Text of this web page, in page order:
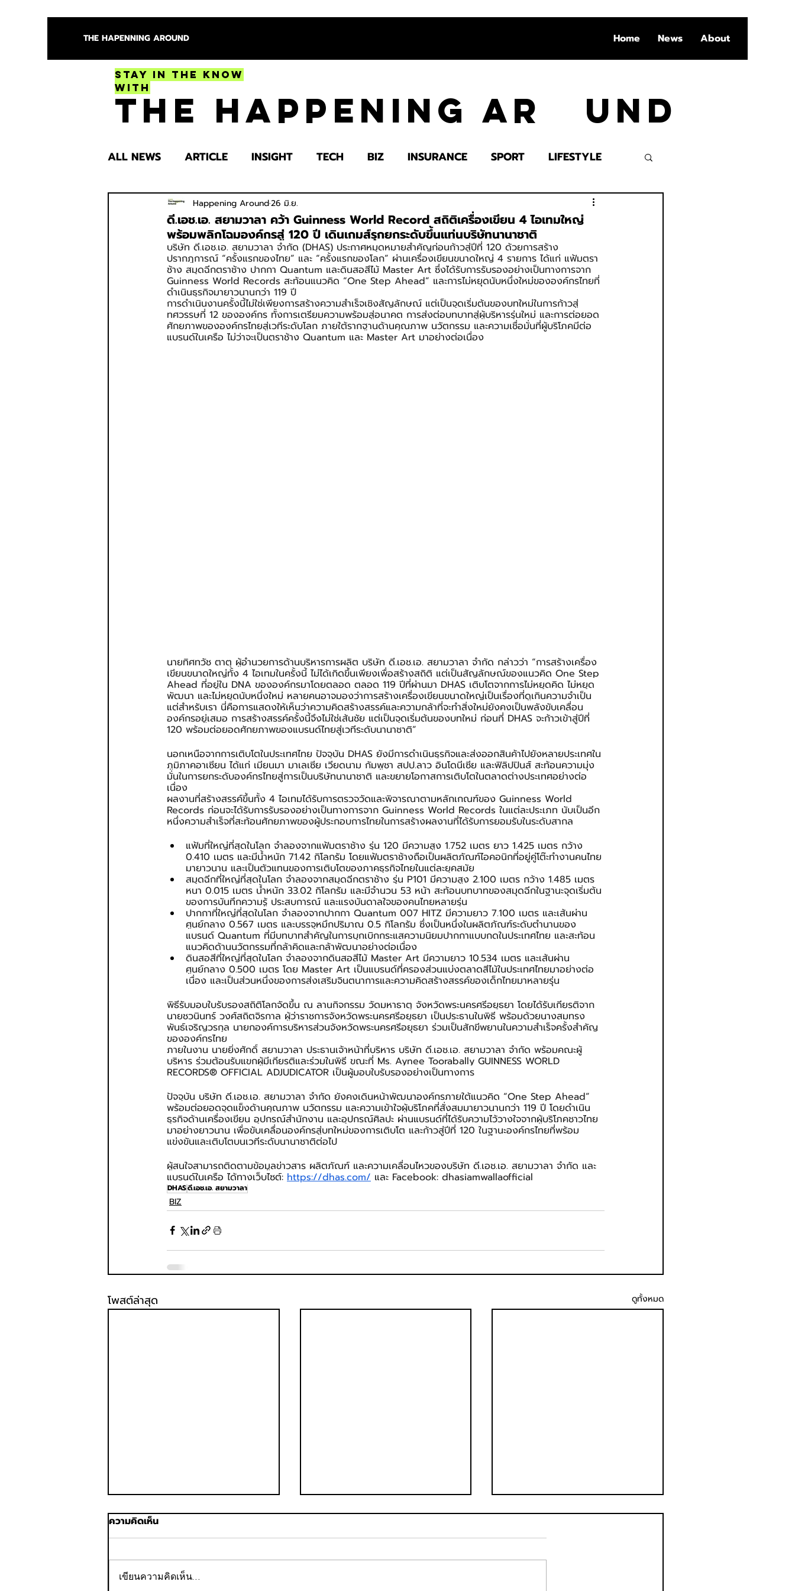
THE HAPENNING AROUND Home News About
Stay in the Know
With
The Happening Ar und
ALL NEWS ARTICLE INSIGHT TECH BIZ INSURANCE SPORT LIFESTYLE
ENTERTAINMENT HEALTH
SPOTLIGHT TRY
ดี.เอช.เอ. สยามวาลา คว้า Guinness World Record สถิติเครื่องเขียน 4 ไอเทมใหญ่
พร้อมพลิกโฉมองค์กรสู่ 120 ปี เดินเกมส์รุกยกระดับขึ้นแท่นบริษัทนานาชาติ
Happening Around26 มิ.ย.
บริษัท ดี.เอช.เอ. สยามวาลา จำกัด (DHAS) ประกาศหมุดหมายสำคัญก่อนก้าวสู่ปีที่ 120 ด้วยการสร้าง
ปรากฏการณ์ “ครั้งแรกของไทย” และ “ครั้งแรกของโลก” ผ่านเครื่องเขียนขนาดใหญ่ 4 รายการ ได้แก่ แฟ้มตรา
ช้าง สมุดฉีกตราช้าง ปากกา Quantum และดินสอสีไม้ Master Art ซึ่งได้รับการรับรองอย่างเป็นทางการจาก
Guinness World Records สะท้อนแนวคิด “One Step Ahead” และการไม่หยุดนับหนึ่งใหม่ขององค์กรไทยที่
ดำเนินธุรกิจมายาวนานกว่า 119 ปี
การดำเนินงานครั้งนี้ไม่ใช่เพียงการสร้างความสำเร็จเชิงสัญลักษณ์ แต่เป็นจุดเริ่มต้นของบทใหม่ในการก้าวสู่
ทศวรรษที่ 12 ขององค์กร ทั้งการเตรียมความพร้อมสู่อนาคต การส่งต่อบทบาทสู่ผู้บริหารรุ่นใหม่ และการต่อยอด
ศักยภาพขององค์กรไทยสู่เวทีระดับโลก ภายใต้รากฐานด้านคุณภาพ นวัตกรรม และความเชื่อมั่นที่ผู้บริโภคมีต่อ
แบรนด์ในเครือ ไม่ว่าจะเป็นตราช้าง Quantum และ Master Art มาอย่างต่อเนื่อง
นายทิศทวัช ตาตุ ผู้อำนวยการด้านบริหารการผลิต บริษัท ดี.เอช.เอ. สยามวาลา จำกัด กล่าวว่า “การสร้างเครื่อง
เขียนขนาดใหญ่ทั้ง 4 ไอเทมในครั้งนี้ ไม่ได้เกิดขึ้นเพียงเพื่อสร้างสถิติ แต่เป็นสัญลักษณ์ของแนวคิด One Step
Ahead ที่อยู่ใน DNA ขององค์กรมาโดยตลอด ตลอด 119 ปีที่ผ่านมา DHAS เติบโตจากการไม่หยุดคิด ไม่หยุด
พัฒนา และไม่หยุดนับหนึ่งใหม่ หลายคนอาจมองว่าการสร้างเครื่องเขียนขนาดใหญ่เป็นเรื่องที่ดูเกินความจำเป็น
แต่สำหรับเรา นี่คือการแสดงให้เห็นว่าความคิดสร้างสรรค์และความกล้าที่จะทำสิ่งใหม่ยังคงเป็นพลังขับเคลื่อน
องค์กรอยู่เสมอ การสร้างสรรค์ครั้งนี้จึงไม่ใช่เส้นชัย แต่เป็นจุดเริ่มต้นของบทใหม่ ก่อนที่ DHAS จะก้าวเข้าสู่ปีที่
120 พร้อมต่อยอดศักยภาพของแบรนด์ไทยสู่เวทีระดับนานาชาติ”
นอกเหนือจากการเติบโตในประเทศไทย ปัจจุบัน DHAS ยังมีการดำเนินธุรกิจและส่งออกสินค้าไปยังหลายประเทศใน
ภูมิภาคอาเซียน ได้แก่ เมียนมา มาเลเซีย เวียดนาม กัมพูชา สปป.ลาว อินโดนีเซีย และฟิลิปปินส์ สะท้อนความมุ่ง
มั่นในการยกระดับองค์กรไทยสู่การเป็นบริษัทนานาชาติ และขยายโอกาสการเติบโตในตลาดต่างประเทศอย่างต่อ
เนื่อง
ผลงานที่สร้างสรรค์ขึ้นทั้ง 4 ไอเทมได้รับการตรวจวัดและพิจารณาตามหลักเกณฑ์ของ Guinness World
Records ก่อนจะได้รับการรับรองอย่างเป็นทางการจาก Guinness World Records ในแต่ละประเภท นับเป็นอีก
หนึ่งความสำเร็จที่สะท้อนศักยภาพของผู้ประกอบการไทยในการสร้างผลงานที่ได้รับการยอมรับในระดับสากล
แฟ้มที่ใหญ่ที่สุดในโลก จำลองจากแฟ้มตราช้าง รุ่น 120 มีความสูง 1.752 เมตร ยาว 1.425 เมตร กว้าง
0.410 เมตร และมีน้ำหนัก 71.42 กิโลกรัม โดยแฟ้มตราช้างถือเป็นผลิตภัณฑ์ไอคอนิกที่อยู่คู่โต๊ะทำงานคนไทย
มายาวนาน และเป็นตัวแทนของการเติบโตของภาคธุรกิจไทยในแต่ละยุคสมัย
สมุดฉีกที่ใหญ่ที่สุดในโลก จำลองจากสมุดฉีกตราช้าง รุ่น P101 มีความสูง 2.100 เมตร กว้าง 1.485 เมตร
หนา 0.015 เมตร น้ำหนัก 33.02 กิโลกรัม และมีจำนวน 53 หน้า สะท้อนบทบาทของสมุดฉีกในฐานะจุดเริ่มต้น
ของการบันทึกความรู้ ประสบการณ์ และแรงบันดาลใจของคนไทยหลายรุ่น
ปากกาที่ใหญ่ที่สุดในโลก จำลองจากปากกา Quantum 007 HITZ มีความยาว 7.100 เมตร และเส้นผ่าน
ศูนย์กลาง 0.567 เมตร และบรรจุหมึกปริมาณ 0.5 กิโลกรัม ซึ่งเป็นหนึ่งในผลิตภัณฑ์ระดับตำนานของ
แบรนด์ Quantum ที่มีบทบาทสำคัญในการบุกเบิกกระแสความนิยมปากกาแบบกดในประเทศไทย และสะท้อน
แนวคิดด้านนวัตกรรมที่กล้าคิดและกล้าพัฒนาอย่างต่อเนื่อง
ดินสอสีที่ใหญ่ที่สุดในโลก จำลองจากดินสอสีไม้ Master Art มีความยาว 10.534 เมตร และเส้นผ่าน
ศูนย์กลาง 0.500 เมตร โดย Master Art เป็นแบรนด์ที่ครองส่วนแบ่งตลาดสีไม้ในประเทศไทยมาอย่างต่อ
เนื่อง และเป็นส่วนหนึ่งของการส่งเสริมจินตนาการและความคิดสร้างสรรค์ของเด็กไทยมาหลายรุ่น
พิธีรับมอบใบรับรองสถิติโลกจัดขึ้น ณ ลานกิจกรรม วัดมหาธาตุ จังหวัดพระนครศรีอยุธยา โดยได้รับเกียรติจาก
นายชวนินทร์ วงศ์สถิตจิรกาล ผู้ว่าราชการจังหวัดพระนครศรีอยุธยา เป็นประธานในพิธี พร้อมด้วยนางสมทรง
พันธ์เจริญวรกุล นายกองค์การบริหารส่วนจังหวัดพระนครศรีอยุธยา ร่วมเป็นสักขีพยานในความสำเร็จครั้งสำคัญ
ขององค์กรไทย
ภายในงาน นายยิ่งศักดิ์ สยามวาลา ประธานเจ้าหน้าที่บริหาร บริษัท ดี.เอช.เอ. สยามวาลา จำกัด พร้อมคณะผู้
บริหาร ร่วมต้อนรับแขกผู้มีเกียรติและร่วมในพิธี ขณะที่ Ms. Aynee Toorabally GUINNESS WORLD
RECORDS® OFFICIAL ADJUDICATOR เป็นผู้มอบใบรับรองอย่างเป็นทางการ
ปัจจุบัน บริษัท ดี.เอช.เอ. สยามวาลา จำกัด ยังคงเดินหน้าพัฒนาองค์กรภายใต้แนวคิด “One Step Ahead”
พร้อมต่อยอดจุดแข็งด้านคุณภาพ นวัตกรรม และความเข้าใจผู้บริโภคที่สั่งสมมายาวนานกว่า 119 ปี โดยดำเนิน
ธุรกิจด้านเครื่องเขียน อุปกรณ์สำนักงาน และอุปกรณ์ศิลปะ ผ่านแบรนด์ที่ได้รับความไว้วางใจจากผู้บริโภคชาวไทย
มาอย่างยาวนาน เพื่อขับเคลื่อนองค์กรสู่บทใหม่ของการเติบโต และก้าวสู่ปีที่ 120 ในฐานะองค์กรไทยที่พร้อม
แข่งขันและเติบโตบนเวทีระดับนานาชาติต่อไป
ผู้สนใจสามารถติดตามข้อมูลข่าวสาร ผลิตภัณฑ์ และความเคลื่อนไหวของบริษัท ดี.เอช.เอ. สยามวาลา จำกัด และ
แบรนด์ในเครือ ได้ทางเว็บไซต์: https://dhas.com/ และ Facebook: dhasiamwallaofficial
DHASดี.เอช.เอ. สยามวาลา
BIZ
โพสต์ล่าสุด ดูทั้งหมด
ความคิดเห็น
เขียนความคิดเห็น…